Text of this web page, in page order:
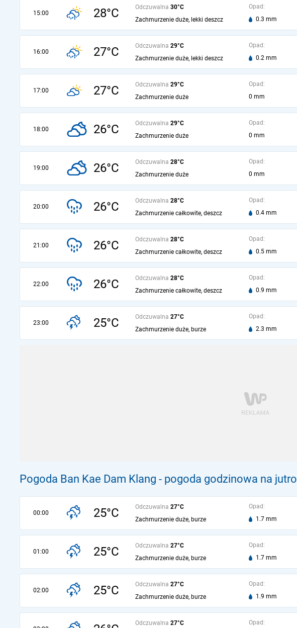
15:00 28°C Odczuwalna 30°C
Zachmurzenie duże, lekki deszcz
Opad:
0.3 mm
16:00 27°C Odczuwalna 29°C
Zachmurzenie duże, lekki deszcz
Opad:
0.2 mm
17:00 27°C Odczuwalna 29°C
Zachmurzenie duże
Opad:
0 mm
18:00 26°C Odczuwalna 29°C
Zachmurzenie duże
Opad:
0 mm
19:00 26°C Odczuwalna 28°C
Zachmurzenie duże
Opad:
0 mm
20:00 26°C Odczuwalna 28°C
Zachmurzenie całkowite, deszcz
Opad:
0.4 mm
21:00 26°C Odczuwalna 28°C
Zachmurzenie całkowite, deszcz
Opad:
0.5 mm
22:00 26°C Odczuwalna 28°C
Zachmurzenie całkowite, deszcz
Opad:
0.9 mm
23:00 25°C Odczuwalna 27°C
Zachmurzenie duże, burze
Opad:
2.3 mm
Pogoda Ban Kae Dam Klang - pogoda godzinowa na jutro
00:00 25°C Odczuwalna 27°C
Zachmurzenie duże, burze
Opad:
1.7 mm
01:00 25°C Odczuwalna 27°C
Zachmurzenie duże, burze
Opad:
1.7 mm
02:00 25°C Odczuwalna 27°C
Zachmurzenie duże, burze
Opad:
1.9 mm
Odczuwalna 27°C Opad: